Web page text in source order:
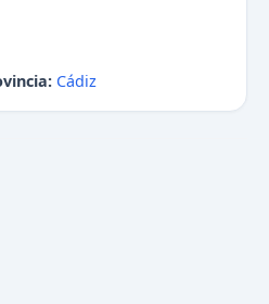
Cádiz